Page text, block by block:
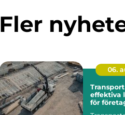
Fler
06.
effektiva
för